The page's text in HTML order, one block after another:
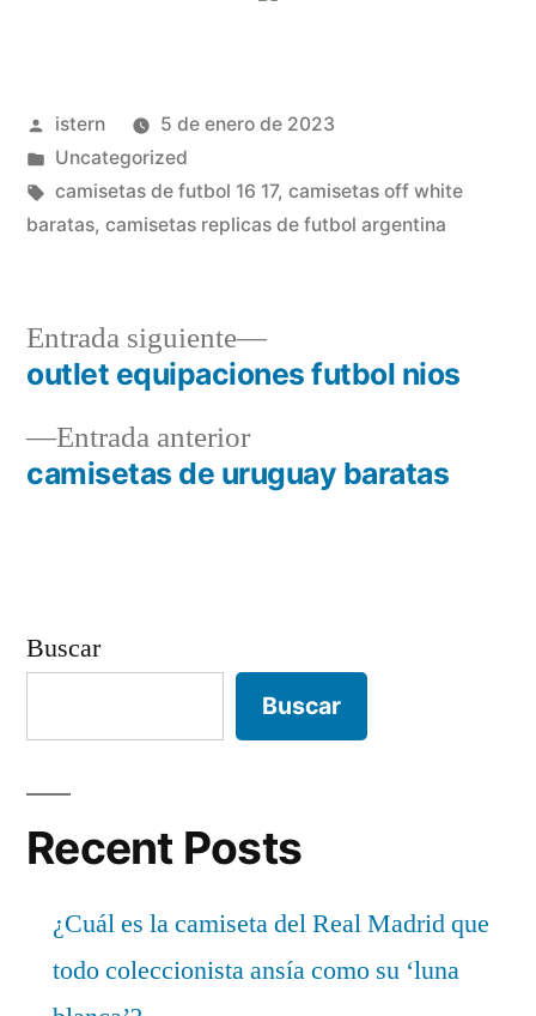
Publicado
por
istern
5 de enero de 2023
Publicado
en
Uncategorized
Etiquetas:
camisetas de futbol 16 17, camisetas off white
baratas, camisetas replicas de futbol argentina
Navegación
deEntrada anteriorEntrada
anterior:
camisetas de uruguay baratas
Entrada siguiente
Entrada
siguiente:
outlet equipaciones futbol nios
Buscar
Buscar
Recent Posts
¿Cuál es la camiseta del Real Madrid que
todo coleccionista ansía como su ‘luna